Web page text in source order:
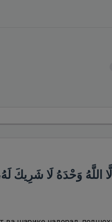
إِلَّا اللَّهُ وَحْدَهُ لَا